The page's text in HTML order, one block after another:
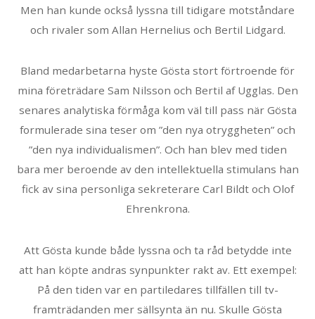
Men han kunde också lyssna till tidigare motståndare
och rivaler som Allan Hernelius och Bertil Lidgard.
Bland medarbetarna hyste Gösta stort förtroende för
mina företrädare Sam Nilsson och Bertil af Ugglas. Den
senares analytiska förmåga kom väl till pass när Gösta
formulerade sina teser om ”den nya otryggheten” och
”den nya individualismen”. Och han blev med tiden
bara mer beroende av den intellektuella stimulans han
fick av sina personliga sekreterare Carl Bildt och Olof
Ehrenkrona.
Att Gösta kunde både lyssna och ta råd betydde inte
att han köpte andras synpunkter rakt av. Ett exempel:
På den tiden var en partiledares tillfällen till tv-
framträdanden mer sällsynta än nu. Skulle Gösta